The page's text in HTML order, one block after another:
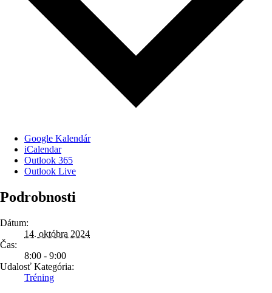
Google Kalendár
iCalendar
Outlook 365
Outlook Live
Podrobnosti
Dátum:
14. októbra 2024
Čas:
8:00 - 9:00
Udalosť Kategória:
Tréning